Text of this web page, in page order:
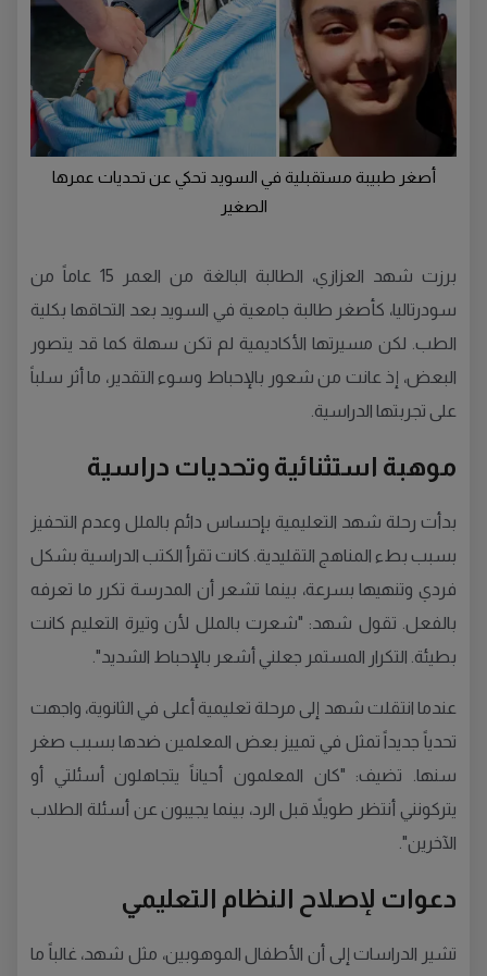
أصغر طبيبة مستقبلية في السويد تحكي عن تحديات عمرها
الصغير
برزت شهد العزازي، الطالبة البالغة من العمر 15 عاماً من
سودرتاليا، كأصغر طالبة جامعية في السويد بعد التحاقها بكلية
الطب. لكن مسيرتها الأكاديمية لم تكن سهلة كما قد يتصور
البعض، إذ عانت من شعور بالإحباط وسوء التقدير، ما أثر سلباً
على تجربتها الدراسية.
موهبة استثنائية وتحديات دراسية
بدأت رحلة شهد التعليمية بإحساس دائم بالملل وعدم التحفيز
بسبب بطء المناهج التقليدية. كانت تقرأ الكتب الدراسية بشكل
فردي وتنهيها بسرعة، بينما تشعر أن المدرسة تكرر ما تعرفه
بالفعل. تقول شهد: "شعرت بالملل لأن وتيرة التعليم كانت
بطيئة. التكرار المستمر جعلني أشعر بالإحباط الشديد".
عندما انتقلت شهد إلى مرحلة تعليمية أعلى في الثانوية، واجهت
تحدياً جديداً تمثل في تمييز بعض المعلمين ضدها بسبب صغر
سنها. تضيف: "كان المعلمون أحياناً يتجاهلون أسئلتي أو
يتركونني أنتظر طويلاً قبل الرد، بينما يجيبون عن أسئلة الطلاب
الآخرين".
دعوات لإصلاح النظام التعليمي
تشير الدراسات إلى أن الأطفال الموهوبين، مثل شهد، غالباً ما